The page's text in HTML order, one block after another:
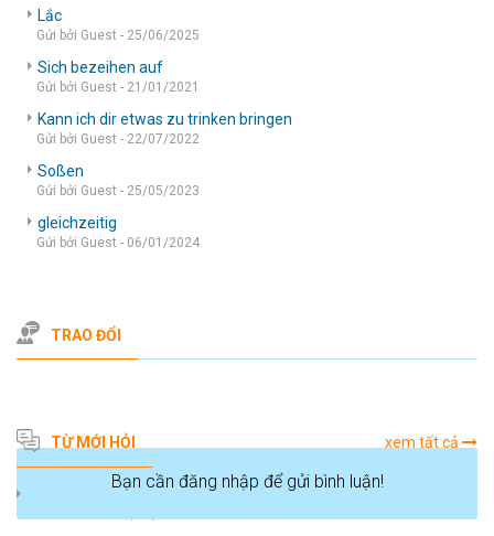
Lắc
Gửi bởi Guest - 25/06/2025
Sich bezeihen auf
Gửi bởi Guest - 21/01/2021
Kann ich dir etwas zu trinken bringen
Gửi bởi Guest - 22/07/2022
Soßen
Gửi bởi Guest - 25/05/2023
gleichzeitig
Gửi bởi Guest - 06/01/2024
TRAO ĐỔI
Bạn cần đăng nhập để gửi bình luận!
TỪ MỚI HỎI xem tất cả